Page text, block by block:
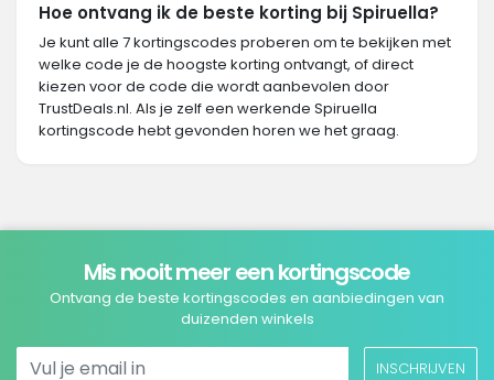
Hoe ontvang ik de beste korting bij Spiruella?
Je kunt alle 7 kortingscodes proberen om te bekijken met
welke code je de hoogste korting ontvangt, of direct
kiezen voor de code die wordt aanbevolen door
TrustDeals.nl. Als je zelf een werkende Spiruella
kortingscode hebt gevonden horen we het graag.
Mis nooit meer een kortingscode
Ontvang de beste kortingscodes en aanbiedingen van
duizenden winkels
INSCHRIJVEN